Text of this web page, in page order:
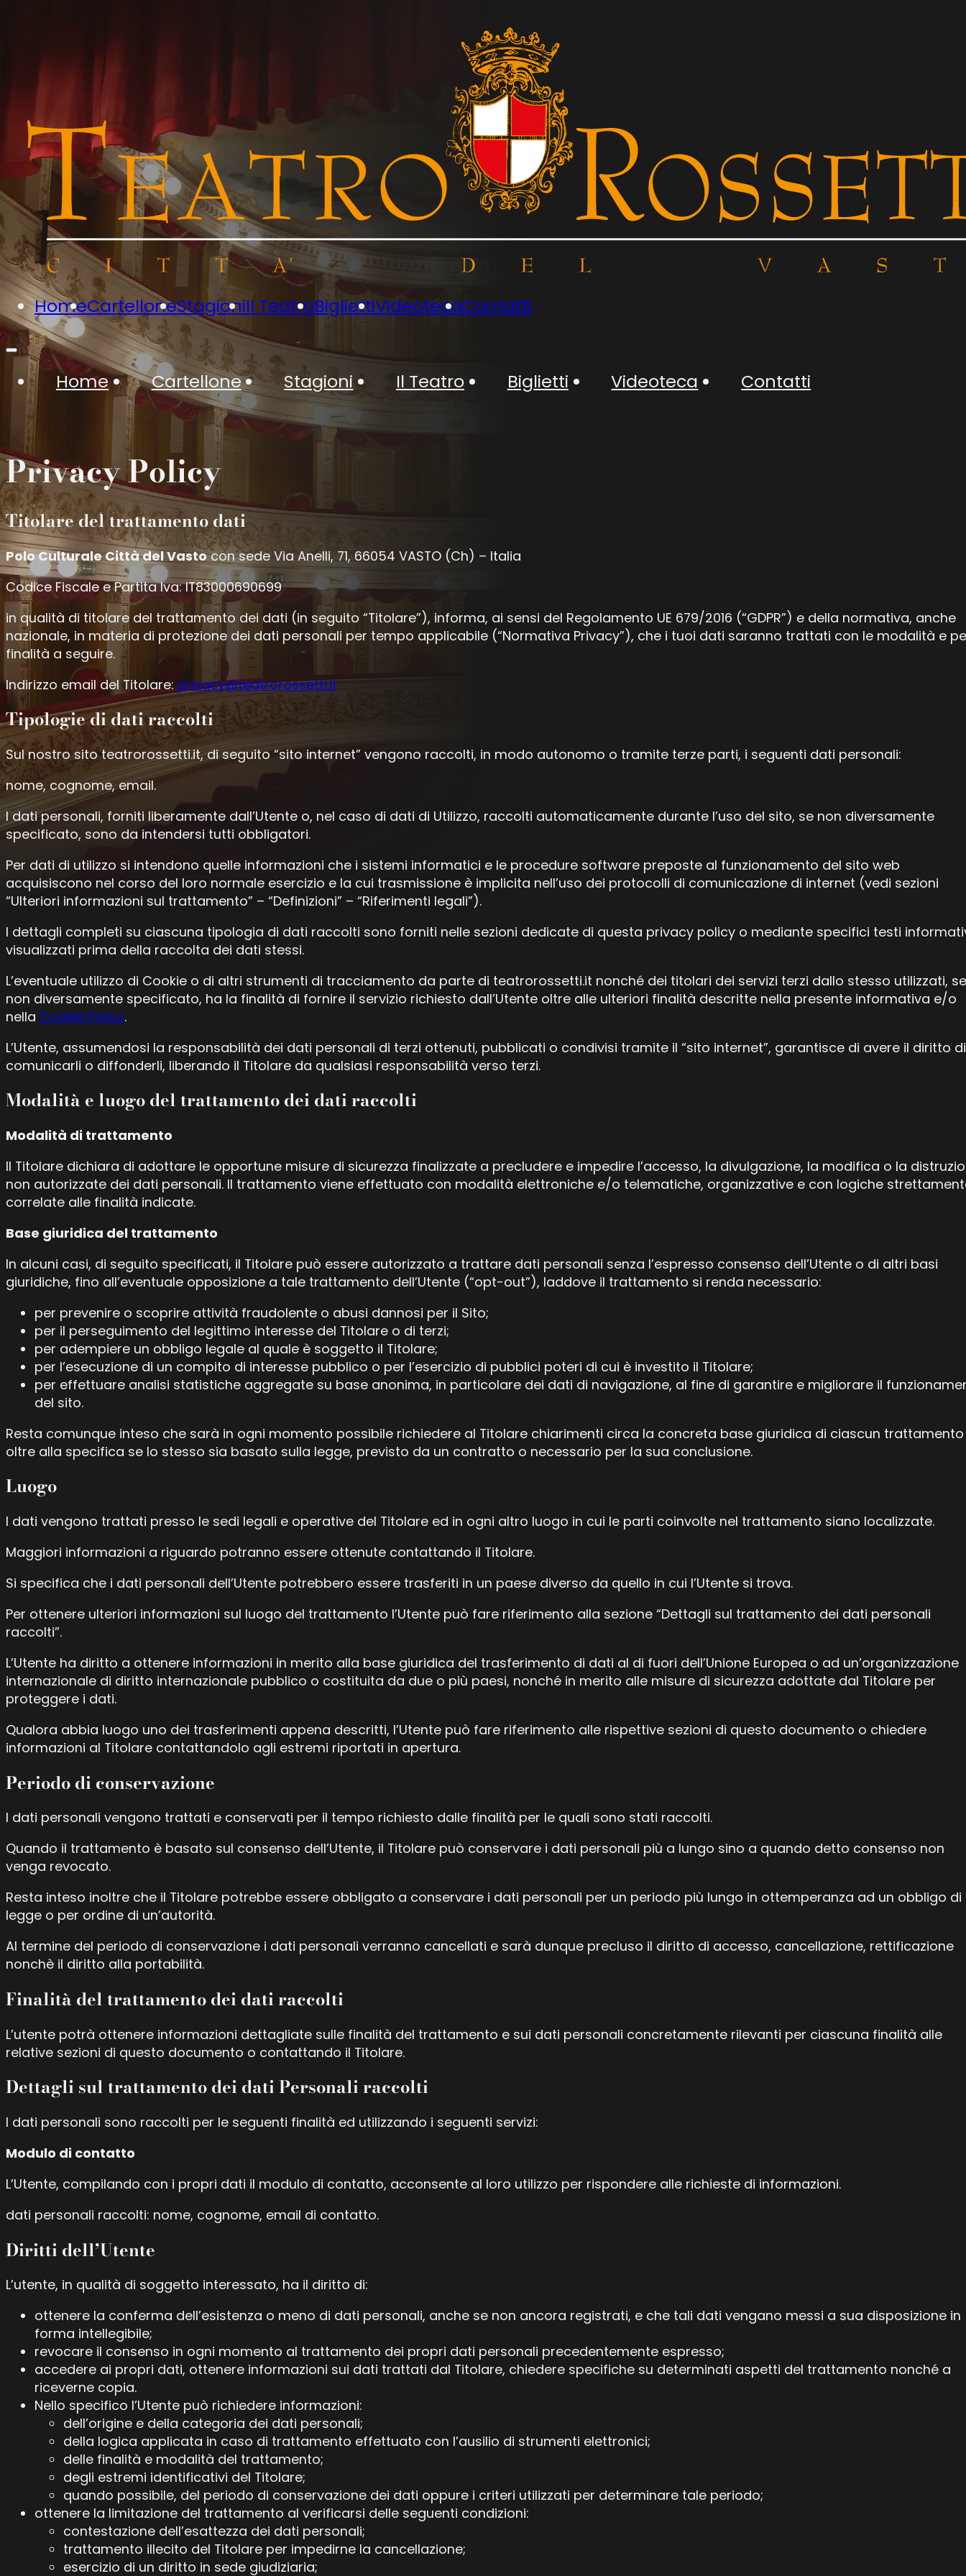
HomeCartelloneStagioniIl TeatroBigliettiVideotecaContatti
Home Cartellone Stagioni Il Teatro Biglietti Videoteca Contatti
Privacy Policy
Titolare del trattamento dati
Polo Culturale Città del Vastocon sede Via Anelli, 71, 66054 VASTO (Ch) – Italia
Codice Fiscale e Partita Iva: IT83000690699
in qualità di titolare del trattamento dei dati (in seguito “Titolare”), informa, ai sensi del Regolamento UE 679/2016 (“GDPR”) e della normativa, anche
nazionale, in materia di protezione dei dati personali per tempo applicabile (“Normativa Privacy”), che i tuoi dati saranno trattati con le modalità e
finalità a seguire.
Indirizzo email del Titolare:privacy@teatrorossetti.it
Tipologie di dati raccolti
Sul nostro sito teatrorossetti.it, di seguito “sito internet” vengono raccolti, in modo autonomo o tramite terze parti, i seguenti dati personali:
nome, cognome, email.
I dati personali, forniti liberamente dall’Utente o, nel caso di dati di Utilizzo, raccolti automaticamente durante l’uso del sito, se non diversamente
specificato, sono da intendersi tutti obbligatori.
Per dati di utilizzo si intendono quelle informazioni che i sistemi informatici e le procedure software preposte al funzionamento del sito web
acquisiscono nel corso del loro normale esercizio e la cui trasmissione è implicita nell’uso dei protocolli di comunicazione di internet (vedi sezioni
“Ulteriori informazioni sul trattamento” – “Definizioni” – “Riferimenti legali”).
I dettagli completi su ciascuna tipologia di dati raccolti sono forniti nelle sezioni dedicate di questa privacy policy o mediante specifici testi
visualizzati prima della raccolta dei dati stessi.
L’eventuale utilizzo di Cookie o di altri strumenti di tracciamento da parte di teatrorossetti.it nonché dei titolari dei servizi terzi dallo stesso utilizzati, se
non diversamente specificato, ha la finalità di fornire il servizio richiesto dall’Utente oltre alle ulteriori finalità descritte nella presente informativa e/o
nella Cookie Policy.
L’Utente, assumendosi la responsabilità dei dati personali di terzi ottenuti, pubblicati o condivisi tramite il “sito internet”, garantisce di avere il diritto di
comunicarli o diffonderli, liberando il Titolare da qualsiasi responsabilità verso terzi.
Modalità e luogo del trattamento dei dati raccolti
Modalità di trattamento
Il Titolare dichiara di adottare le opportune misure di sicurezza finalizzate a precludere e impedire l’accesso, la divulgazione, la modifica o la
non autorizzate dei dati personali. Il trattamento viene effettuato con modalità elettroniche e/o telematiche, organizzative e con logiche
correlate alle finalità indicate.
Base giuridica del trattamento
In alcuni casi, di seguito specificati, il Titolare può essere autorizzato a trattare dati personali senza l’espresso consenso dell’Utente o di altri basi
giuridiche, fino all’eventuale opposizione a tale trattamento dell’Utente (“opt-out”), laddove il trattamento si renda necessario:
per prevenire o scoprire attività fraudolente o abusi dannosi per il Sito;
per il perseguimento del legittimo interesse del Titolare o di terzi;
per adempiere un obbligo legale al quale è soggetto il Titolare;
per l’esecuzione di un compito di interesse pubblico o per l’esercizio di pubblici poteri di cui è investito il Titolare;
per effettuare analisi statistiche aggregate su base anonima, in particolare dei dati di navigazione, al fine di garantire e migliorare il
del sito.
Resta comunque inteso che sarà in ogni momento possibile richiedere al Titolare chiarimenti circa la concreta base giuridica di ciascun trattamento
oltre alla specifica se lo stesso sia basato sulla legge, previsto da un contratto o necessario per la sua conclusione.
Luogo
I dati vengono trattati presso le sedi legali e operative del Titolare ed in ogni altro luogo in cui le parti coinvolte nel trattamento siano localizzate.
Maggiori informazioni a riguardo potranno essere ottenute contattando il Titolare.
Si specifica che i dati personali dell’Utente potrebbero essere trasferiti in un paese diverso da quello in cui l’Utente si trova.
Per ottenere ulteriori informazioni sul luogo del trattamento l’Utente può fare riferimento alla sezione “Dettagli sul trattamento dei dati personali
raccolti”.
L’Utente ha diritto a ottenere informazioni in merito alla base giuridica del trasferimento di dati al di fuori dell’Unione Europea o ad un’organizzazione
internazionale di diritto internazionale pubblico o costituita da due o più paesi, nonché in merito alle misure di sicurezza adottate dal Titolare per
proteggere i dati.
Qualora abbia luogo uno dei trasferimenti appena descritti, l’Utente può fare riferimento alle rispettive sezioni di questo documento o chiedere
informazioni al Titolare contattandolo agli estremi riportati in apertura.
Periodo di conservazione
I dati personali vengono trattati e conservati per il tempo richiesto dalle finalità per le quali sono stati raccolti.
Quando il trattamento è basato sul consenso dell’Utente, il Titolare può conservare i dati personali più a lungo sino a quando detto consenso non
venga revocato.
Resta inteso inoltre che il Titolare potrebbe essere obbligato a conservare i dati personali per un periodo più lungo in ottemperanza ad un obbligo di
legge o per ordine di un’autorità.
Al termine del periodo di conservazione i dati personali verranno cancellati e sarà dunque precluso il diritto di accesso, cancellazione, rettificazione
nonchè il diritto alla portabilità.
Finalità del trattamento dei dati raccolti
L’utente potrà ottenere informazioni dettagliate sulle finalità del trattamento e sui dati personali concretamente rilevanti per ciascuna finalità alle
relative sezioni di questo documento o contattando il Titolare.
Dettagli sul trattamento dei dati Personali raccolti
I dati personali sono raccolti per le seguenti finalità ed utilizzando i seguenti servizi:
Modulo di contatto
L’Utente, compilando con i propri dati il modulo di contatto, acconsente al loro utilizzo per rispondere alle richieste di informazioni.
dati personali raccolti: nome, cognome, email di contatto.
Diritti dell’Utente
L’utente, in qualità di soggetto interessato, ha il diritto di:
ottenere la conferma dell’esistenza o meno di dati personali, anche se non ancora registrati, e che tali dati vengano messi a sua disposizione in
forma intellegibile;
revocare il consenso in ogni momento al trattamento dei propri dati personali precedentemente espresso;
accedere ai propri dati, ottenere informazioni sui dati trattati dal Titolare, chiedere specifiche su determinati aspetti del trattamento nonché a
riceverne copia.
Nello specifico l’Utente può richiedere informazioni:
dell’origine e della categoria dei dati personali;
della logica applicata in caso di trattamento effettuato con l’ausilio di strumenti elettronici;
delle finalità e modalità del trattamento;
degli estremi identificativi del Titolare;
quando possibile, del periodo di conservazione dei dati oppure i criteri utilizzati per determinare tale periodo;
ottenere la limitazione del trattamento al verificarsi delle seguenti condizioni:
contestazione dell’esattezza dei dati personali;
trattamento illecito del Titolare per impedirne la cancellazione;
esercizio di un diritto in sede giudiziaria;